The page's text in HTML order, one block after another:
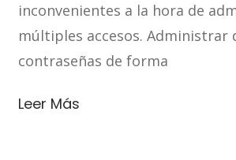
inconvenientes a la hora de
múltiples accesos. Administrar
contraseñas de forma
Leer Más